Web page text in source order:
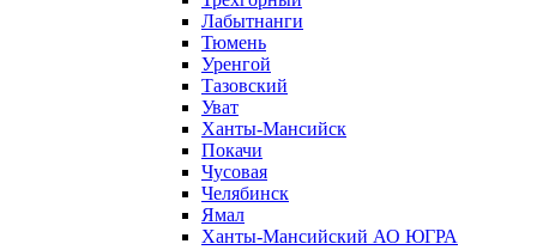
Лабытнанги
Тюмень
Уренгой
Тазовский
Уват
Ханты-Мансийск
Покачи
Чусовая
Челябинск
Ямал
Ханты-Мансийский АО ЮГРА